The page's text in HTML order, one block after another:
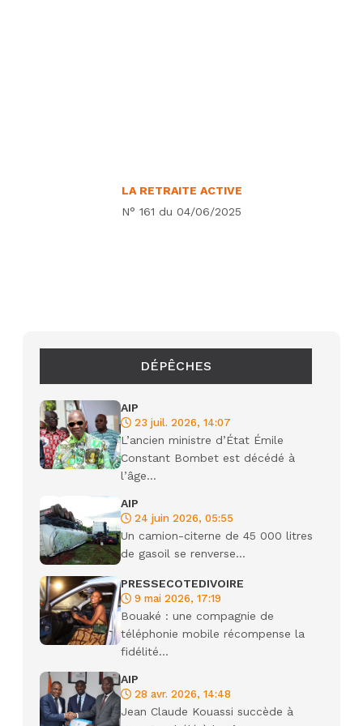
LA RETRAITE ACTIVE
N° 161 du 04/06/2025
DÉPÊCHES
AIP
23 juil. 2026, 14:07
L’ancien ministre d’État Émile
Constant Bombet est décédé à
l’âge...
AIP
24 juin 2026, 05:55
Un camion-citerne de 45 000 litres
de gasoil se renverse...
PRESSECOTEDIVOIRE
9 mai 2026, 17:19
Bouaké : une compagnie de
téléphonie mobile récompense la
fidélité...
AIP
28 avr. 2026, 14:48
Jean Claude Kouassi succède à